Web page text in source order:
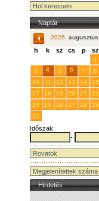
Naptár
2026. augusztus
h k sz cs p sz
1
3
4 5 6 7 8
10
11 12 13 14 15
17
18 19 20 21 22
24
25 26 27 28 29
31
Időszak:
-
Hirdetés